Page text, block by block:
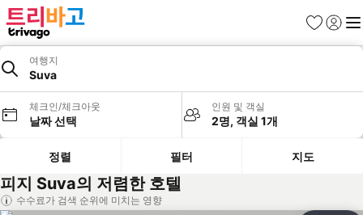
즐겨찾기
로그인
메
여행지
Suva
체크인/체크아웃
날짜 선택
인원 및 객실
2명, 객실 1개
정렬 필터 지도
피지 Suva의 저렴한 호텔
수수료가 검색 순위에 미치는 영향